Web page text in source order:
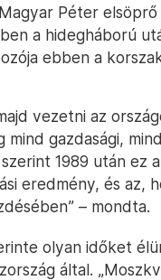
Péter
a hidegháború
ebben a
vezetni az
gazdasági,
1989 után ez
eredmény, és az,
– mondta.
olyan időket
által.